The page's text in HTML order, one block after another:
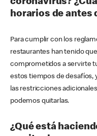
horarios de antes
Para cumplir con los
restaurantes han tenido
comprometidos a servirte
estos tiempos de desafíos,
las restricciones
podemos quitarlas.
¿Qué está